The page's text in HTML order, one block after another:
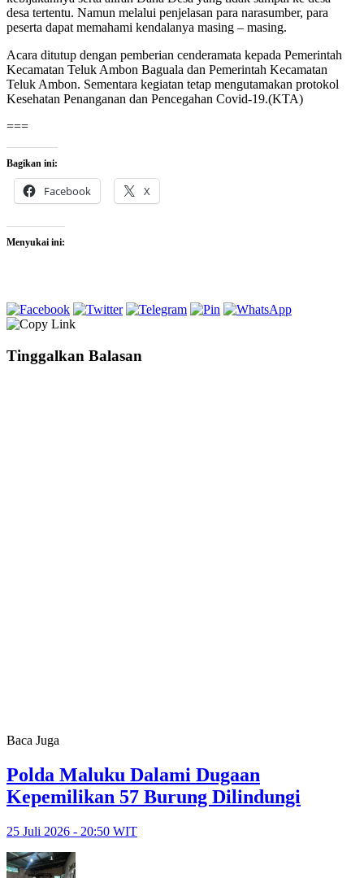
desa tertentu. Namun melalui penjelasan para narasumber, para
peserta dapat memahami kendalanya masing – masing.
Acara ditutup dengan pemberian cenderamata kepada Pemerintah
Kecamatan Teluk Ambon Baguala dan Pemerintah Kecamatan
Teluk Ambon. Sementara kegiatan tetap mengutamakan protokol
Kesehatan Penanganan dan Pencegahan Covid-19.(KTA)
===
Bagikan ini:
Facebook X
Menyukai ini:
Tinggalkan Balasan
Baca Juga
Polda Maluku Dalami Dugaan
Kepemilikan 57 Burung Dilindungi
25 Juli 2026 - 20:50 WIT